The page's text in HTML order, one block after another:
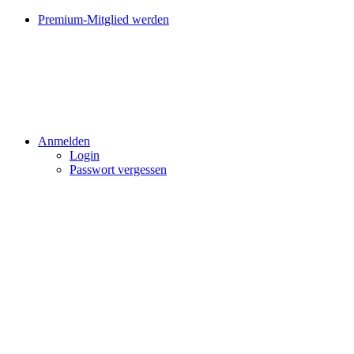
Premium-Mitglied werden
Anmelden
Login
Passwort vergessen